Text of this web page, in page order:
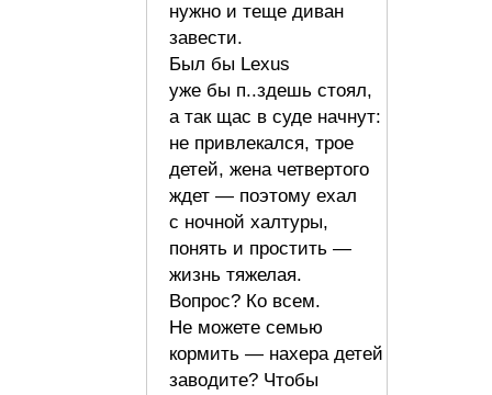
нужно и теще диван
завести.
Был бы Lexus
уже бы п..здешь стоял,
а так щас в суде начнут:
не привлекался, трое
детей, жена четвертого
ждет — поэтому ехал
с ночной халтуры,
понять и простить —
жизнь тяжелая.
Вопрос? Ко всем.
Не можете семью
кормить — нахера детей
заводите? Чтобы